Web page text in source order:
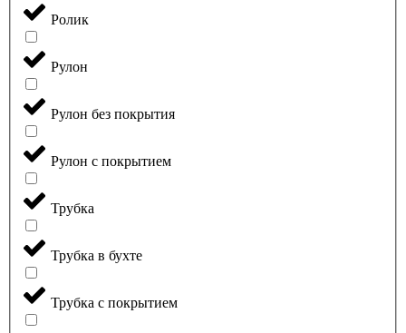
Ролик
Рулон
Рулон без покрытия
Рулон с покрытием
Трубка
Трубка в бухте
Трубка с покрытием